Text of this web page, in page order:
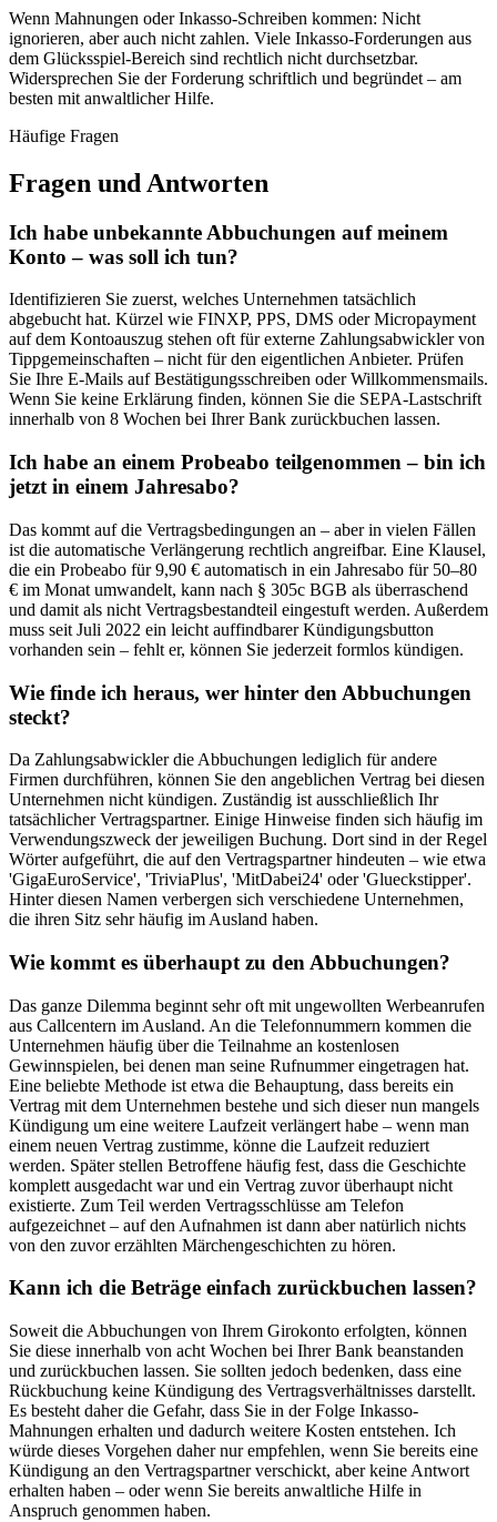
Wenn Mahnungen oder Inkasso-Schreiben kommen: Nicht
ignorieren, aber auch nicht zahlen. Viele Inkasso-Forderungen aus
dem Glücksspiel-Bereich sind rechtlich nicht durchsetzbar.
Widersprechen Sie der Forderung schriftlich und begründet – am
besten mit anwaltlicher Hilfe.
Häufige Fragen
Fragen und Antworten
Ich habe unbekannte Abbuchungen auf meinem
Konto – was soll ich tun?
Identifizieren Sie zuerst, welches Unternehmen tatsächlich
abgebucht hat. Kürzel wie FINXP, PPS, DMS oder Micropayment
auf dem Kontoauszug stehen oft für externe Zahlungsabwickler von
Tippgemeinschaften – nicht für den eigentlichen Anbieter. Prüfen
Sie Ihre E-Mails auf Bestätigungsschreiben oder Willkommensmails.
Wenn Sie keine Erklärung finden, können Sie die SEPA-Lastschrift
innerhalb von 8 Wochen bei Ihrer Bank zurückbuchen lassen.
Ich habe an einem Probeabo teilgenommen – bin ich
jetzt in einem Jahresabo?
Das kommt auf die Vertragsbedingungen an – aber in vielen Fällen
ist die automatische Verlängerung rechtlich angreifbar. Eine Klausel,
die ein Probeabo für 9,90 € automatisch in ein Jahresabo für 50–80
€ im Monat umwandelt, kann nach § 305c BGB als überraschend
und damit als nicht Vertragsbestandteil eingestuft werden. Außerdem
muss seit Juli 2022 ein leicht auffindbarer Kündigungsbutton
vorhanden sein – fehlt er, können Sie jederzeit formlos kündigen.
Wie finde ich heraus, wer hinter den Abbuchungen
steckt?
Da Zahlungsabwickler die Abbuchungen lediglich für andere
Firmen durchführen, können Sie den angeblichen Vertrag bei diesen
Unternehmen nicht kündigen. Zuständig ist ausschließlich Ihr
tatsächlicher Vertragspartner. Einige Hinweise finden sich häufig im
Verwendungszweck der jeweiligen Buchung. Dort sind in der Regel
Wörter aufgeführt, die auf den Vertragspartner hindeuten – wie etwa
'GigaEuroService', 'TriviaPlus', 'MitDabei24' oder 'Glueckstipper'.
Hinter diesen Namen verbergen sich verschiedene Unternehmen,
die ihren Sitz sehr häufig im Ausland haben.
Wie kommt es überhaupt zu den Abbuchungen?
Das ganze Dilemma beginnt sehr oft mit ungewollten Werbeanrufen
aus Callcentern im Ausland. An die Telefonnummern kommen die
Unternehmen häufig über die Teilnahme an kostenlosen
Gewinnspielen, bei denen man seine Rufnummer eingetragen hat.
Eine beliebte Methode ist etwa die Behauptung, dass bereits ein
Vertrag mit dem Unternehmen bestehe und sich dieser nun mangels
Kündigung um eine weitere Laufzeit verlängert habe – wenn man
einem neuen Vertrag zustimme, könne die Laufzeit reduziert
werden. Später stellen Betroffene häufig fest, dass die Geschichte
komplett ausgedacht war und ein Vertrag zuvor überhaupt nicht
existierte. Zum Teil werden Vertragsschlüsse am Telefon
aufgezeichnet – auf den Aufnahmen ist dann aber natürlich nichts
von den zuvor erzählten Märchengeschichten zu hören.
Kann ich die Beträge einfach zurückbuchen lassen?
Soweit die Abbuchungen von Ihrem Girokonto erfolgten, können
Sie diese innerhalb von acht Wochen bei Ihrer Bank beanstanden
und zurückbuchen lassen. Sie sollten jedoch bedenken, dass eine
Rückbuchung keine Kündigung des Vertragsverhältnisses darstellt.
Es besteht daher die Gefahr, dass Sie in der Folge Inkasso-
Mahnungen erhalten und dadurch weitere Kosten entstehen. Ich
würde dieses Vorgehen daher nur empfehlen, wenn Sie bereits eine
Kündigung an den Vertragspartner verschickt, aber keine Antwort
erhalten haben – oder wenn Sie bereits anwaltliche Hilfe in
Anspruch genommen haben.